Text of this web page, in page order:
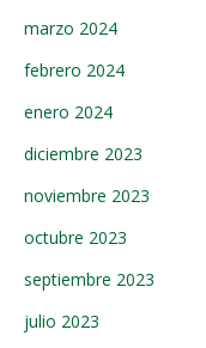
marzo 2024
febrero 2024
enero 2024
diciembre 2023
noviembre 2023
octubre 2023
septiembre 2023
julio 2023